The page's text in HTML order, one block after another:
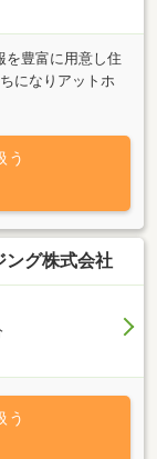
を豊富に用意し住
になりアットホ
験豊富な当店ス
う
グ株式会社
う